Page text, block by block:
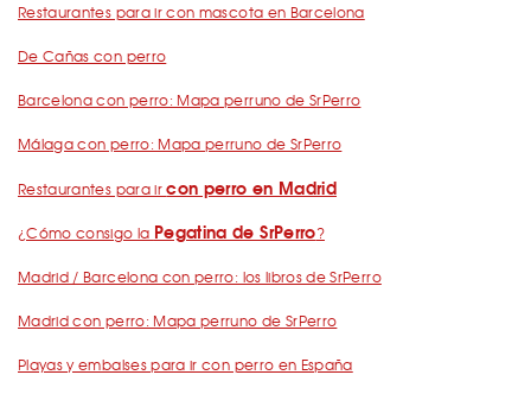
Restaurantes para ir con mascota en Barcelona
De Cañas con perro
Barcelona con perro: Mapa perruno de SrPerro
Málaga con perro: Mapa perruno de SrPerro
Restaurantes para ircon perro en Madrid
¿Cómo consigo la Pegatina de SrPerro?
Madrid / Barcelona con perro: los libros de SrPerro
Madrid con perro: Mapa perruno de SrPerro
Playas y embalses para ir con perro en España